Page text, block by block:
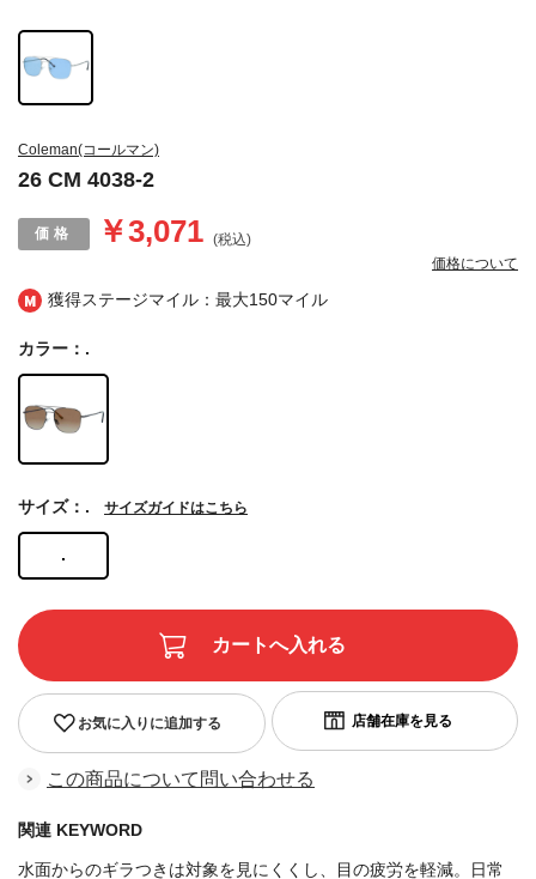
獲得ステージマイル：最大150マイル
Coleman(コールマン)
26 CM 4038-2
￥3,071 (税込)
価格について
カラー：.
.
サイズ：. サイズガイドはこちら
お気に入りに追加する
この商品について問い合わせる
関連 KEYWORD
水面からのギラつきは対象を見にくくし、目の疲労を軽減。日常